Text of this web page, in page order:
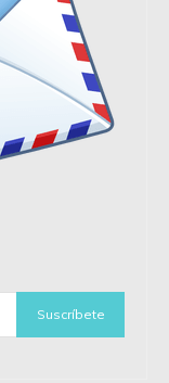
Suscríbete